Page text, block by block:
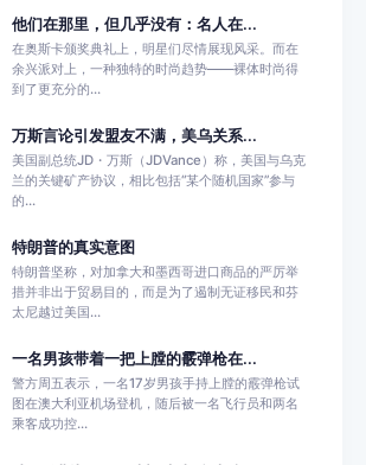
他们在那里，但几乎没有：名人在...
在奥斯卡颁奖典礼上，明星们尽情展现风采。而在
余兴派对上，一种独特的时尚趋势——裸体时尚得
到了更充分的...
万斯言论引发盟友不满，美乌关系...
美国副总统JD・万斯（JDVance）称，美国与乌克
兰的关键矿产协议，相比包括“某个随机国家”参与
的...
特朗普的真实意图
特朗普坚称，对加拿大和墨西哥进口商品的严厉举
措并非出于贸易目的，而是为了遏制无证移民和芬
太尼越过美国...
一名男孩带着一把上膛的霰弹枪在...
警方周五表示，一名17岁男孩手持上膛的霰弹枪试
图在澳大利亚机场登机，随后被一名飞行员和两名
乘客成功控...